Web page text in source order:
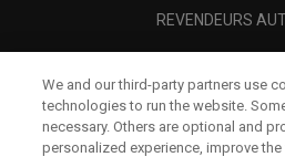
REVENDEURS
A PROPOS
MENTIONS
We and our third-party partners use
technologies to run the website.
necessary. Others are optional and
personalized experience, improve